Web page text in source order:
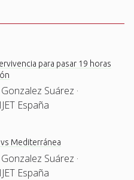
para pasar 19 horas
Suárez ·
España
Mediterránea
Suárez ·
España